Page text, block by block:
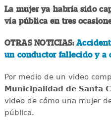
La mujer ya habría sido
vía pública en tres
OTRAS NOTICIAS:
un conductor fallecido y a
Por medio de un video
Municipalidad de Santa
video de cómo una mujer
pública.